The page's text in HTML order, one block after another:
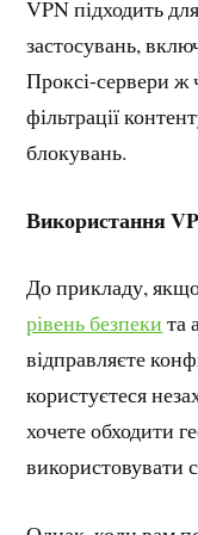
VPN підходить
застосувань,
Проксі-сервери ж
фільтрації
блокувань.
Використання
До прикладу,
рівень безпеки та
відправляєте
користуєтеся
хочете обходити
використовувати